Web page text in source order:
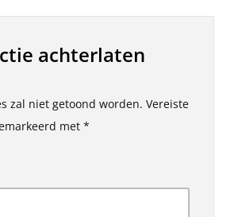
achterlaten
zal niet getoond worden. Vereiste
met *